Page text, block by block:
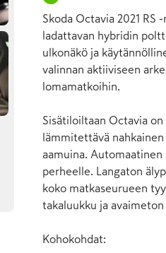
Skoda Octavia 2021 RS
ladattavan hybridin
ulkonäkö ja
valinnan aktiiviseen
lomamatkoihin.
Sisätiloiltaan Octavia
lämmitettävä
aamuina.
perheelle. Langaton
koko matkaseurueen
takaluukku ja
Kohokohdat: